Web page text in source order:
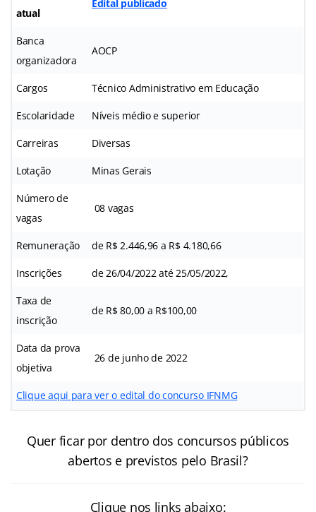
atual
Edital publicado
Banca
organizadora
AOCP
Cargos Técnico Administrativo em Educação
Escolaridade Níveis médio e superior
Carreiras Diversas
Lotação Minas Gerais
Número de
vagas
08 vagas
Remuneração de R$ 2.446,96 a R$ 4.180,66
Inscrições de 26/04/2022 até 25/05/2022,
Taxa de
inscrição
de R$ 80,00 a R$100,00
Data da prova
objetiva
26 de junho de 2022
Clique aqui para ver o edital do concurso IFNMG
Quer ficar por dentro dos concursos públicos
abertos e previstos pelo Brasil?
Clique nos links abaixo: